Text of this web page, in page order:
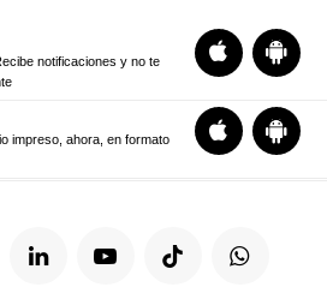
notificaciones y no te
impreso, ahora, en formato